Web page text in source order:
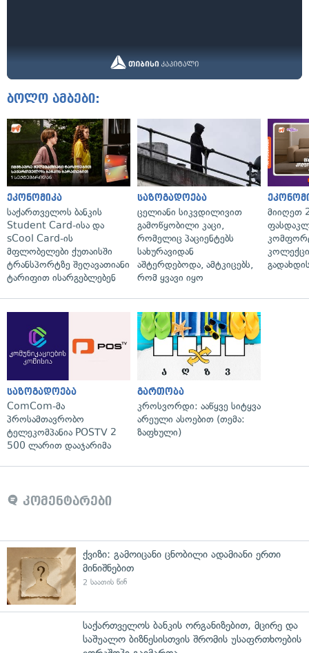
ბოლო ამბები:
ეკონომიკა
საქართველოს ბანკის
Student Card-ისა და
sCool Card-ის
მფლობელები ქუთაისში
ტრანსპორტზე შეღავათიანი
ტარიფით ისარგებლებენ
საზოგადოება
ცელიანი სიკვდილივით
გამოწყობილი კაცი,
რომელიც პაციენტებს
სახურავიდან
აშტერდებოდა, ამტკიცებს,
რომ ყვავი იყო
მიიღეთ
საზოგადოება
ComCom-მა
პროსამთავრობო
ტელეკომპანია POSTV 2
500 ლარით დააჯარიმა
გართობა
კროსვორდი: ააწყვე სიტყვა
არეული ასოებით (თემა:
ზაფხული)
კომენტარები
ქვიზი: გამოიცანი ცნობილი ადამიანი ერთი
მინიშნებით
2 საათის წინ
საქართველოს ბანკის ორგანიზებით, მცირე და
საშუალო ბიზნესისთვის შრომის უსაფრთხოების